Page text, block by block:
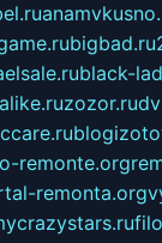
bigbad.ru
black-
zozor.ru
o-remonte.org
remonta.org